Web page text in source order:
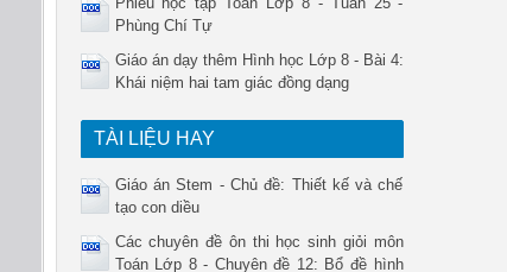
Phùng Chí Tự
Giáo án dạy thêm Hình học Lớp 8 - Bài 4:
Khái niệm hai tam giác đồng dạng
TÀI LIỆU HAY
Giáo án Stem - Chủ đề: Thiết kế và chế
tạo con diều
Các chuyên đề ôn thi học sinh giỏi môn
Toán Lớp 8 - Chuyên đề 12: Bổ đề hình